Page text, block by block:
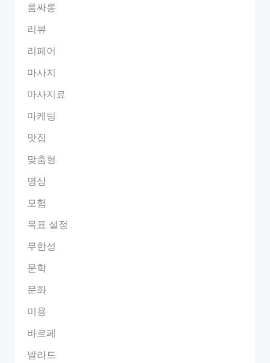
룸싸롱
리뷰
리페어
마사지
마사지료
마케팅
맛집
맞춤형
명상
모험
목표 설정
무한성
문학
문화
미용
바르페
발라드